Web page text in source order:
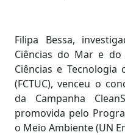
Filipa Bessa,
Ciências do Mar e do
Ciências e Tecnologia
(FCTUC), venceu o
da Campanha
promovida pelo
o Meio Ambiente (UN